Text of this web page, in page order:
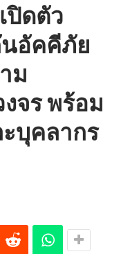
ปิดตัว
อัคคีภัย
ม
จร พร้อม
บุคลากร